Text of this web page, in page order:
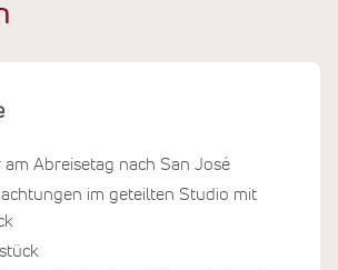
am Abreisetag nach San José
im geteilten Studio mit